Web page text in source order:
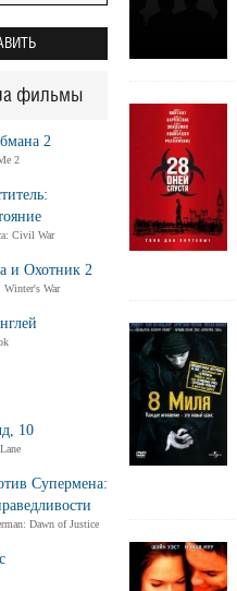
фильмы
2
2
Civil War
и Охотник 2
Winter's War
10
Супермена:
Dawn of Justice